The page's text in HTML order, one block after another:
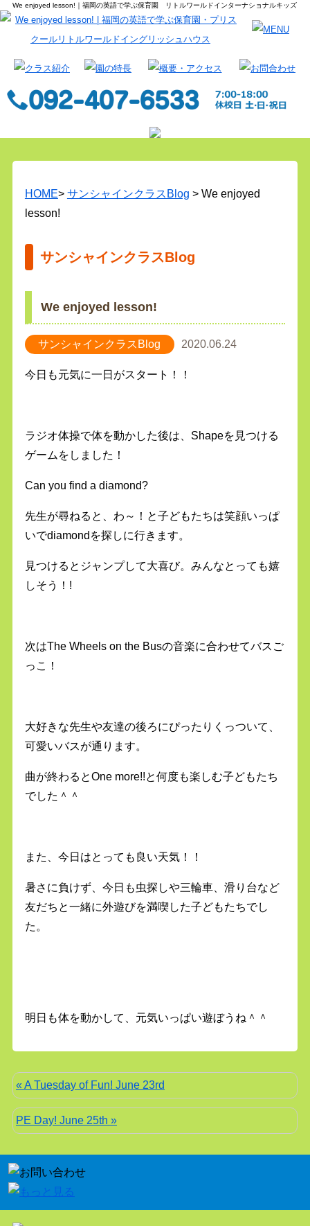
We enjoyed lesson!｜福岡の英語で学ぶ保育園 リトルワールドインターナショナルキッズ
HOME> サンシャインクラスBlog > We enjoyed
lesson!
サンシャインクラスBlog
We enjoyed lesson!
サンシャインクラスBlog 2020.06.24
今日も元気に一日がスタート！！
ラジオ体操で体を動かした後は、Shapeを見つける
ゲームをしました！
Can you find a diamond?
先生が尋ねると、わ～！と子どもたちは笑顔いっぱ
いでdiamondを探しに行きます。
見つけるとジャンプして大喜び。みんなとっても嬉
しそう！!
次はThe Wheels on the Busの音楽に合わせてバスご
っこ！
大好きな先生や友達の後ろにぴったりくっついて、
可愛いバスが通ります。
曲が終わるとOne more!!と何度も楽しむ子どもたち
でした＾＾
また、今日はとっても良い天気！！
暑さに負けず、今日も虫探しや三輪車、滑り台など
友だちと一緒に外遊びを満喫した子どもたちでし
た。
明日も体を動かして、元気いっぱい遊ぼうね＾＾
« A Tuesday of Fun! June 23rd
PE Day! June 25th »